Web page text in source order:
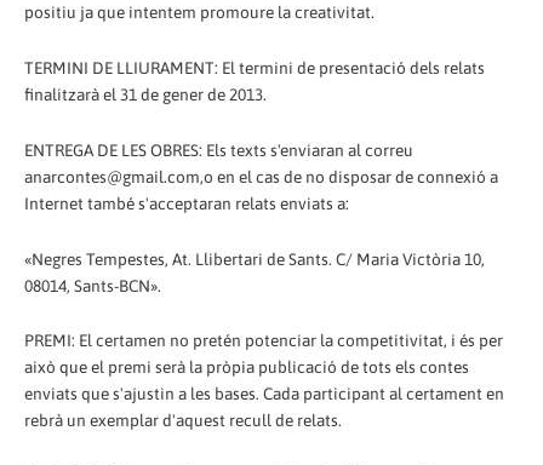
positiu ja que intentem promoure la creativitat.
TERMINI DE LLIURAMENT: El termini de presentació dels relats
finalitzarà el 31 de gener de 2013.
ENTREGA DE LES OBRES: Els texts s'enviaran al correu
anarcontes@gmail.com,o en el cas de no disposar de connexió a
Internet també s'acceptaran relats enviats a:
«Negres Tempestes, At. Llibertari de Sants. C/ Maria Victòria 10,
08014, Sants-BCN».
PREMI: El certamen no pretén potenciar la competitivitat, i és per
això que el premi serà la pròpia publicació de tots els contes
enviats que s'ajustin a les bases. Cada participant al certament en
rebrà un exemplar d'aquest recull de relats.